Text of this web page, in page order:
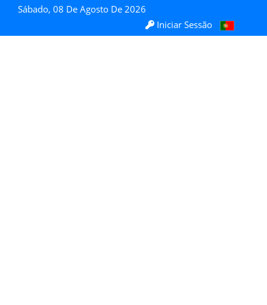
Sábado, 08 De Agosto De 2026
Iniciar Sessão